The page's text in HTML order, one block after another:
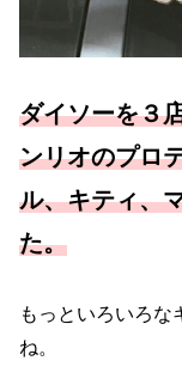
ダイソーを３
ンリオのプロ
ル、キティ、
た。
もっといろいろな
ね。